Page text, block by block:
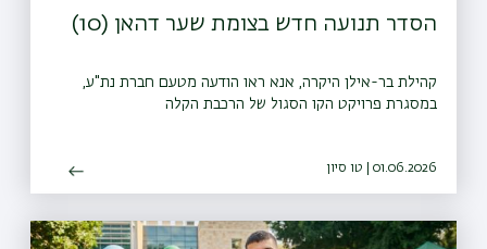
הסדר תנועה חדש בצומת שער דהאן (10)
קהילת בר-אילן היקרה, אנא ראו הודעה מטעם חברת נת"ע,
במסגרת פרויקט הקו הסגול של הרכבת הקלה
01.06.2026 | טו סיון